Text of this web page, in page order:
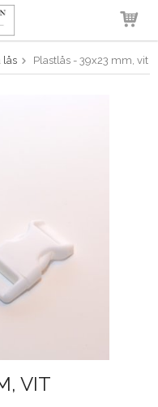
tillagd i
lås Plastlås - 39x23 mm, vit
VIT